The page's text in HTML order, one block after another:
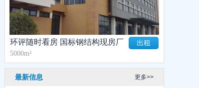
环评随时看房 国标钢结构现房厂
房出租 配套齐全
5000m²
出租
最新信息 更多>>